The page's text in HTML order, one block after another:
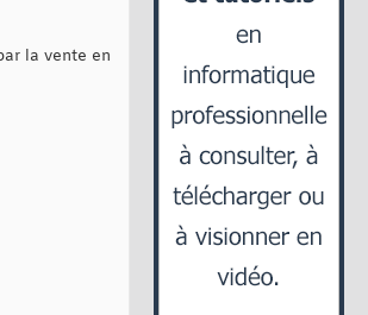
la vente en